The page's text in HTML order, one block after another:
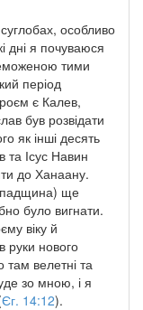
особливо
дні я почуваюся
тими
період
є Калев,
був розвідати
як інші десять
та Ісус Навин
до Ханаану.
ще
було вигнати.
віку й
руки нового
там велетні та
зо мною, і я
Єг. 14:12).